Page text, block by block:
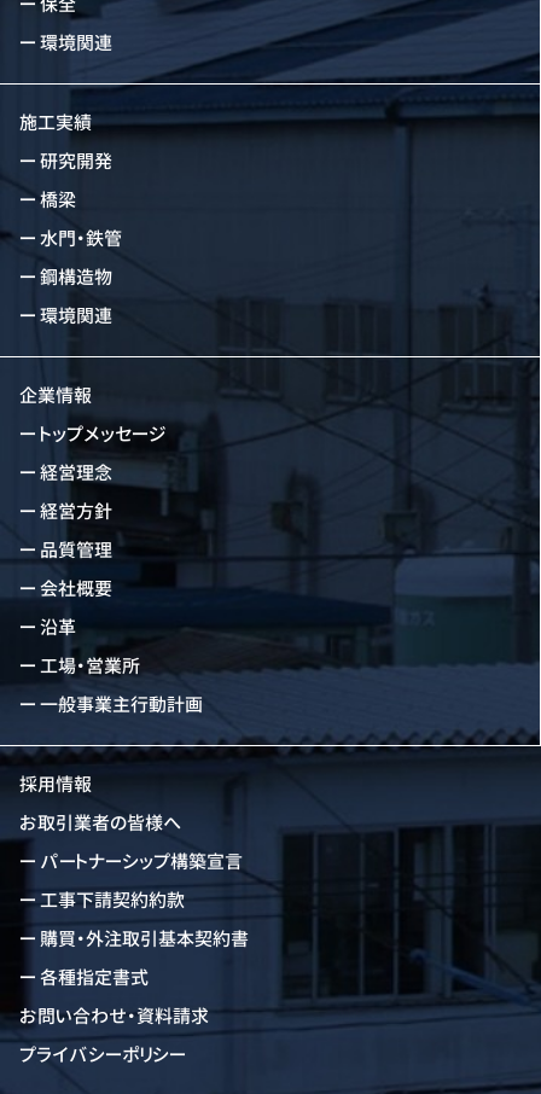
環境関連
施工実績
研究開発
橋梁
水門・鉄管
鋼構造物
環境関連
企業情報
トップメッセージ
経営理念
経営方針
品質管理
会社概要
沿革
工場・営業所
一般事業主行動計画
採用情報
お取引業者の皆様へ
パートナーシップ構築宣言
工事下請契約約款
購買・外注取引基本契約書
各種指定書式
お問い合わせ・資料請求
プライバシーポリシー